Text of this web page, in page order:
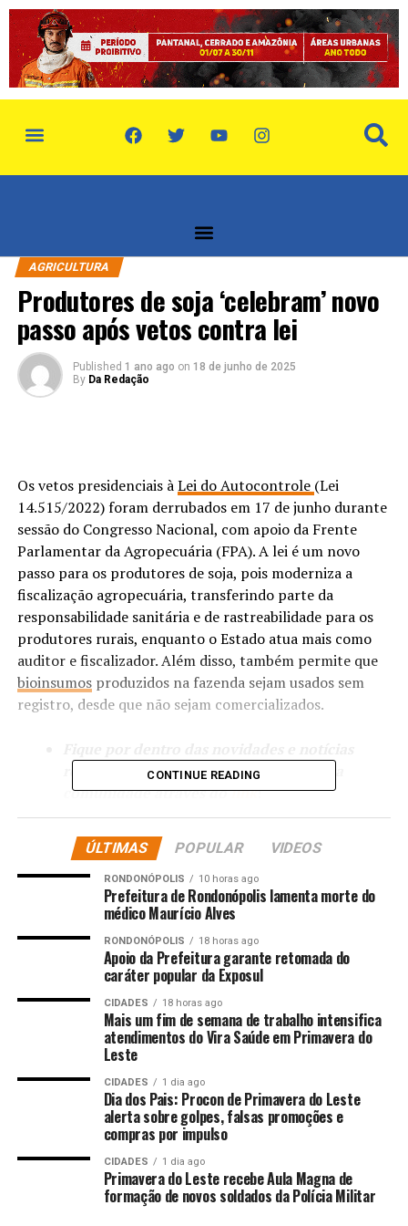
AGRICULTURA
Produtores de soja ‘celebram’ novo
passo após vetos contra lei
Published 1 ano ago on 18 de junho de 2025
By Da Redação
Os vetos presidenciais àLei do Autocontrole (Lei
14.515/2022) foram derrubados em 17 de junho durante
sessão do Congresso Nacional, com apoio da Frente
Parlamentar da Agropecuária (FPA). A lei é um novo
passo para os produtores de soja, pois moderniza a
fiscalização agropecuária, transferindo parte da
responsabilidade sanitária e de rastreabilidade para os
produtores rurais, enquanto o Estado atua mais como
auditor e fiscalizador. Além disso, também permite que
bioinsumosproduzidos na fazenda sejam usados sem
registro, desde que não sejam comercializados.
recentes sobre a soja! Participe da nossa
comunidade através dolink!
obrigatoriedade de registro para bioinsumos ‘on farm’ e
a previsão de que a Superintendência Federal de
Agricultura (MAPA) julgue processos de autos de
infração em primeira instância.
A Aprosoja MT sempre defendeu essa prerrogativa para
fortalecer a autonomia do produtor de soja e outras
culturas, ampliar o acesso a tecnologias sustentáveis e
reduzir custos. Segundo o presidente Lucas Costa Beber,
a decisão é um avanço para o Brasil, pois permite a
multiplicação on farm, reduz o uso de pesticidas
químicos e promove sustentabilidade, atendendo
também às demandas da sociedade. Países como Estados
Unidos, México, Costa Rica e Reino Unido já adotam essa
prática.
O diretor administrativo Diego Bertuol ressaltou que a
CONTINUE READING
ÚLTIMAS POPULAR VIDEOS
RONDONÓPOLIS 10 horas ago
Prefeitura de Rondonópolis lamenta morte do
médico Maurício Alves
RONDONÓPOLIS 18 horas ago
Apoio da Prefeitura garante retomada do
caráter popular da Exposul
CIDADES 18 horas ago
Mais um fim de semana de trabalho intensifica
atendimentos do Vira Saúde em Primavera do
Leste
CIDADES 1 dia ago
Dia dos Pais: Procon de Primavera do Leste
alerta sobre golpes, falsas promoções e
compras por impulso
CIDADES 1 dia ago
Primavera do Leste recebe Aula Magna de
formação de novos soldados da Polícia Militar